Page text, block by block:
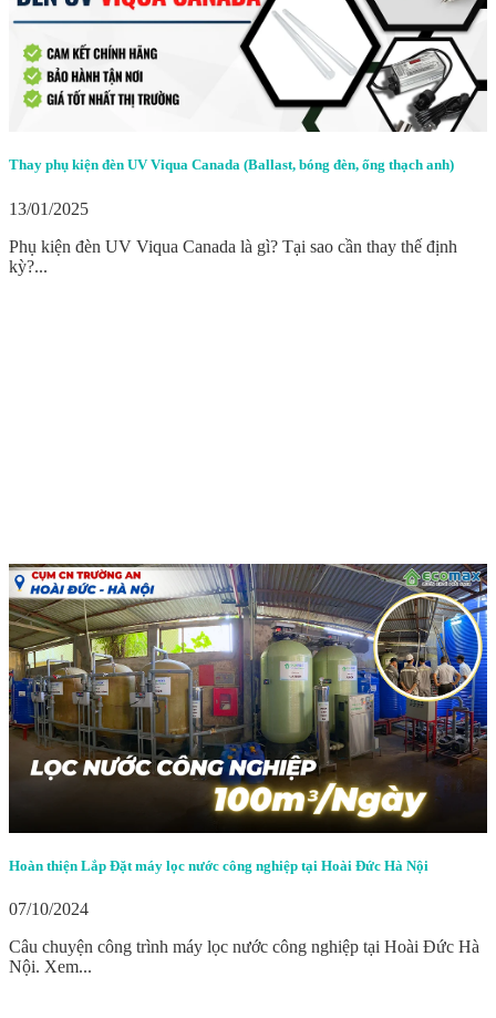
Thay phụ kiện đèn UV Viqua Canada (Ballast, bóng đèn, ống thạch anh)
13/01/2025
Phụ kiện đèn UV Viqua Canada là gì? Tại sao cần thay thế định
kỳ?...
Hoàn thiện Lắp Đặt máy lọc nước công nghiệp tại Hoài Đức Hà Nội
07/10/2024
Câu chuyện công trình máy lọc nước công nghiệp tại Hoài Đức Hà
Nội. Xem...